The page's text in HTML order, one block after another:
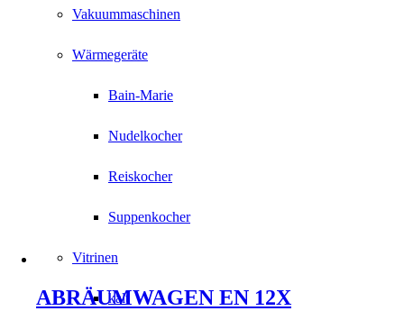
Vakuummaschinen
Wärmegeräte
Bain-Marie
Nudelkocher
Reiskocher
Suppenkocher
Vitrinen
kalt
ABRÄUMWAGEN EN 12X